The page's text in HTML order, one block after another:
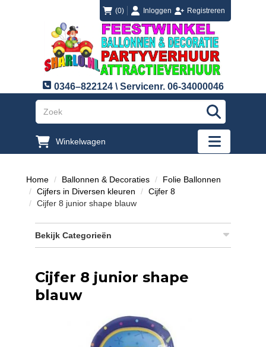
(0) loginInloggen
registreren Registreren
0346–822124 \ Servicenr. 06-34000046
"Zoeken
Winkelwagen
"Toggle
Home Ballonnen & Decoraties
Folie Ballonnen
Cijfers in Diversen kleuren
Cijfer 8
Cijfer 8 junior shape blauw
Bekijk Categorieën
Cijfer 8 junior shape
blauw